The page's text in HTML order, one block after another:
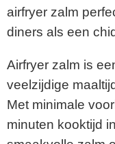
airfryer zalm
diners als een
Airfryer zalm is
veelzijdige
Met minimale
minuten kooktijd